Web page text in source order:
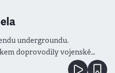
undergroundu.
doprovodily vojenské